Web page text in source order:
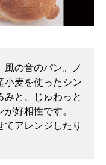
の音のパン。ノ
小麦を使ったシン
みと、じゅわっと
好相性です。
アレンジしたり